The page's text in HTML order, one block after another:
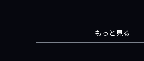
もっと見る